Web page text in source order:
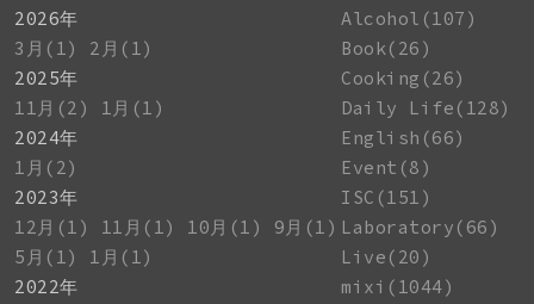
2026年
3月(1)
2月(1)
2025年
11月(2)
1月(1)
2024年
1月(2)
2023年
12月(1)
11月(1) 10月(1)
9月(1)
5月(1)
1月(1)
2022年
Alcohol(107)
Book(26)
Cooking(26)
Daily Life(128)
English(66)
Event(8)
ISC(151)
Laboratory(66)
Live(20)
mixi(1044)